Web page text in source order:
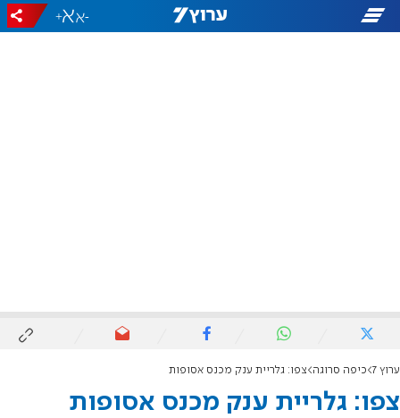
-
+
ערוץ 7 כיפה סרוגה צפו: גלריית ענק מכנס אסופות
צפו: גלריית ענק מכנס אסופות